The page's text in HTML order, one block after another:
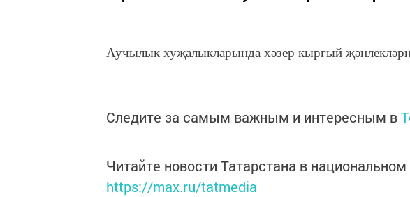
Аучылык хуҗалыкларында хәзер кыргый
Следите за самым важным и интересным в
Читайте новости Татарстана в
https://max.ru/tatmedia